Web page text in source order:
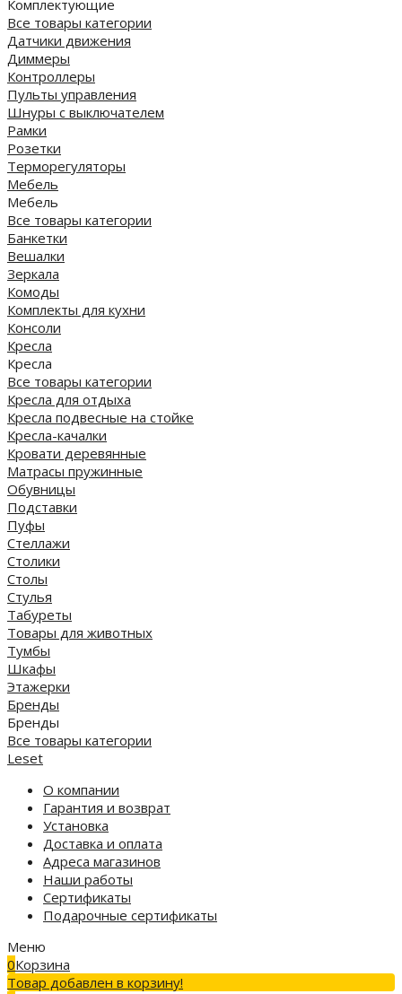
Комплектующие
Все товары категории
Датчики движения
Диммеры
Контроллеры
Пульты управления
Шнуры с выключателем
Рамки
Розетки
Терморегуляторы
Мебель
Мебель
Все товары категории
Банкетки
Вешалки
Зеркала
Комоды
Комплекты для кухни
Консоли
Кресла
Кресла
Все товары категории
Кресла для отдыха
Кресла подвесные на стойке
Кресла-качалки
Кровати деревянные
Матрасы пружинные
Обувницы
Подставки
Пуфы
Стеллажи
Столики
Столы
Стулья
Табуреты
Товары для животных
Тумбы
Шкафы
Этажерки
Бренды
Бренды
Все товары категории
Leset
О компании
Гарантия и возврат
Установка
Доставка и оплата
Адреса магазинов
Наши работы
Сертификаты
Подарочные сертификаты
Меню
0Корзина
Товар добавлен в корзину!